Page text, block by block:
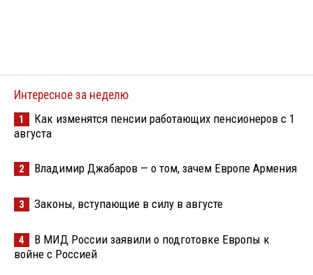
Интересное за неделю
1
Как изменятся пенсии работающих пенсионеров с 1
августа
2 Владимир Джабаров — о том, зачем Европе Армения
3 Законы, вступающие в силу в августе
4
В МИД России заявили о подготовке Европы к
войне с Россией